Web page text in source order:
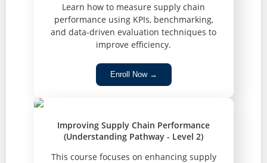
Learn how to measure supply chain
performance using KPIs, benchmarking,
and data-driven evaluation techniques to
improve efficiency.
Enroll Now →
Improving Supply Chain Performance
(Understanding Pathway - Level 2)
This course focuses on enhancing supply